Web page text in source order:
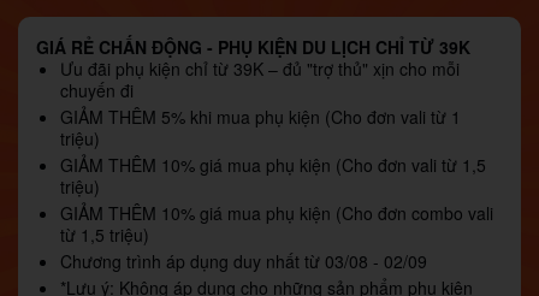
GIÁ RẺ CHẤN ĐỘNG - PHỤ KIỆN DU LỊCH CHỈ TỪ 39K
Ưu đãi phụ kiện chỉ từ 39K – đủ "trợ thủ" xịn cho mỗi
chuyến đi
GIẢM THÊM 5% khi mua phụ kiện (Cho đơn vali từ 1
triệu)
GIẢM THÊM 10% giá mua phụ kiện (Cho đơn vali từ 1,5
triệu)
GIẢM THÊM 10% giá mua phụ kiện (Cho đơn combo vali
từ 1,5 triệu)
Chương trình áp dụng duy nhất từ 03/08 - 02/09
*Lưu ý: Không áp dụng cho những sản phẩm phụ kiện